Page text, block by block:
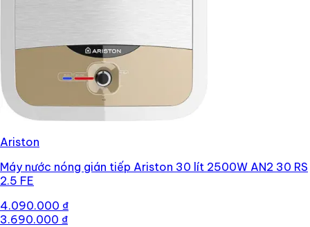
Ariston
Máy nước nóng gián tiếp Ariston 30 lít 2500W AN2 30 RS
2.5 FE
4.090.000 ₫
3.690.000 ₫